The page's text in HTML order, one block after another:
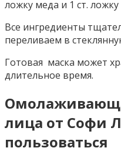
ложку меда и 1 ст. ложку
Все ингредиенты
переливаем в
Готовая маска может
длительное время.
лица от Софи
пользоваться